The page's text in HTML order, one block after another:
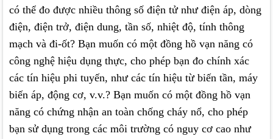
có thể đo được nhiều thông số điện tử như điện áp, dòng
điện, điện trở, điện dung, tần số, nhiệt độ, tính thông
mạch và đi-ốt? Bạn muốn có một đồng hồ vạn năng có
công nghệ hiệu dụng thực, cho phép bạn đo chính xác
các tín hiệu phi tuyến, như các tín hiệu từ biến tần, máy
biến áp, động cơ, v.v.? Bạn muốn có một đồng hồ vạn
năng có chứng nhận an toàn chống cháy nổ, cho phép
bạn sử dụng trong các môi trường có nguy cơ cao như